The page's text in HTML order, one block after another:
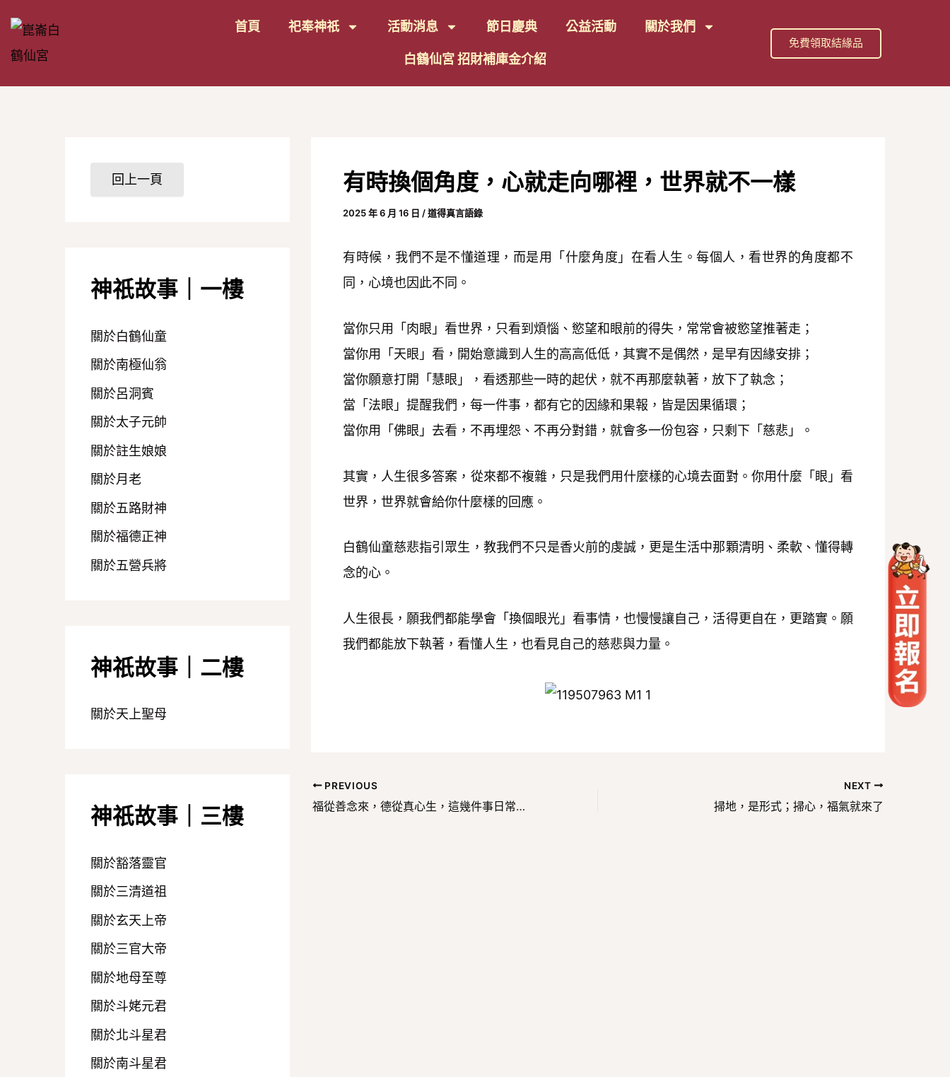
要
首頁 祀奉神祇 活動消息 節日慶典 公益活動 關於我們
白鶴仙宮 招財補庫金介紹
免費領取結緣品
神祇故事｜一樓
關於白鶴仙童
關於南極仙翁
關於呂洞賓
關於太子元帥
關於註生娘娘
關於月老
關於五路財神
關於福德正神
關於五營兵將
神祇故事｜二樓
關於天上聖母
神祇故事｜三樓
關於豁落靈官
關於三清道祖
關於玄天上帝
關於三官大帝
關於地母至尊
關於斗姥元君
關於北斗星君
關於南斗星君
有時換個角度，心就走向哪裡，世界就不一樣
2025 年 6 月 16 日 /道得真言語錄
有時候，我們不是不懂道理，而是用「什麼角度」在看人生。每個人，看世界的角度都不
同，心境也因此不同。
當你只用「肉眼」看世界，只看到煩惱、慾望和眼前的得失，常常會被慾望推著走；
當你用「天眼」看，開始意識到人生的高高低低，其實不是偶然，是早有因緣安排；
當你願意打開「慧眼」，看透那些一時的起伏，就不再那麼執著，放下了執念；
當「法眼」提醒我們，每一件事，都有它的因緣和果報，皆是因果循環；
當你用「佛眼」去看，不再埋怨、不再分對錯，就會多一份包容，只剩下「慈悲」。
其實，人生很多答案，從來都不複雜，只是我們用什麼樣的心境去面對。你用什麼「眼」看
世界，世界就會給你什麼樣的回應。
白鶴仙童慈悲指引眾生，教我們不只是香火前的虔誠，更是生活中那顆清明、柔軟、懂得轉
念的心。
人生很長，願我們都能學會「換個眼光」看事情，也慢慢讓自己，活得更自在，更踏實。願
我們都能放下執著，看懂人生，也看見自己的慈悲與力量。
navigation
PREVIOUS
福從善念來，德從真心生，這幾件事日常就做得到
NEXT
掃地，是形式；掃心，福氣就來了